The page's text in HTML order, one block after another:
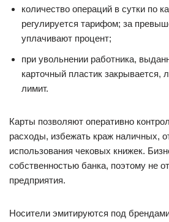
количество операций в сутки по
регулируется тарифом; за
уплачивают процент;
при увольнении работника,
карточный пластик закрывается,
лимит.
Карты позволяют оперативно
расходы, избежать краж наличных,
использования чековых книжек.
собственностью банка, поэтому не
предприятия.
Носители эмитируются под